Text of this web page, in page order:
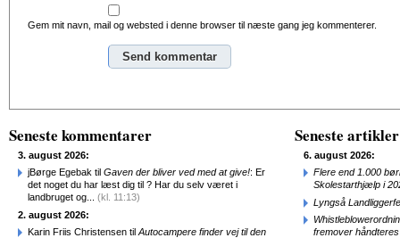
Gem mit navn, mail og websted i denne browser til næste gang jeg kommenterer.
Seneste kommentarer
3. august 2026:
jBørge Egebak til Gaven der bliver ved med at give!: Er
det noget du har læst dig til ? Har du selv været i
landbruget og... (kl. 11:13)
2. august 2026:
Karin Friis Christensen til Autocampere finder vej til den
Seneste artikler
6. august 2026:
Flere end 1.000
Skolestarthjælp i
Lyngså
fremover